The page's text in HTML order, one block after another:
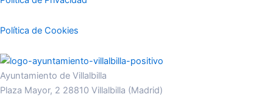
Política de Cookies
Ayuntamiento de Villalbilla
Plaza Mayor, 2 28810 Villalbilla (Madrid)